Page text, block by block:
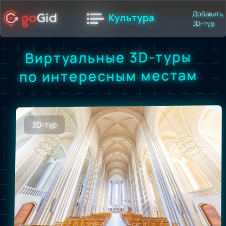
goGid Культура
Добавить
3D-тур
Виртуальные 3D-туры
по интересным местам
3D-тур